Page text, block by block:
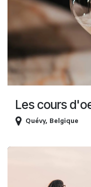
Les cours
Quévy, Belgique